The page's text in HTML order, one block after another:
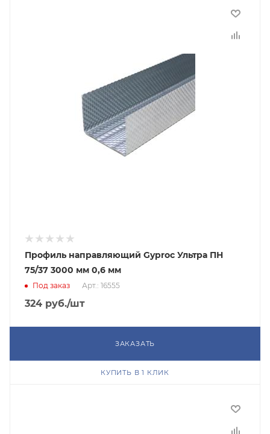
Профиль направляющий Gyproc Ультра ПН
75/37 3000 мм 0,6 мм
Под заказ Арт.: 16555
324 руб./шт
ЗАКАЗАТЬ
КУПИТЬ В 1 КЛИК